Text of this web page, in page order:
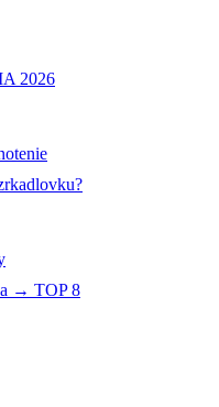
2026
→ TOP 8